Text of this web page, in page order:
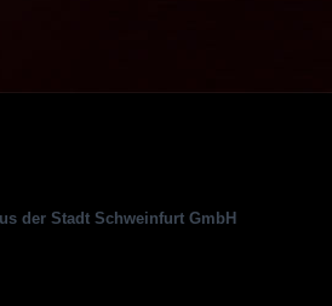
der Stadt Schweinfurt GmbH